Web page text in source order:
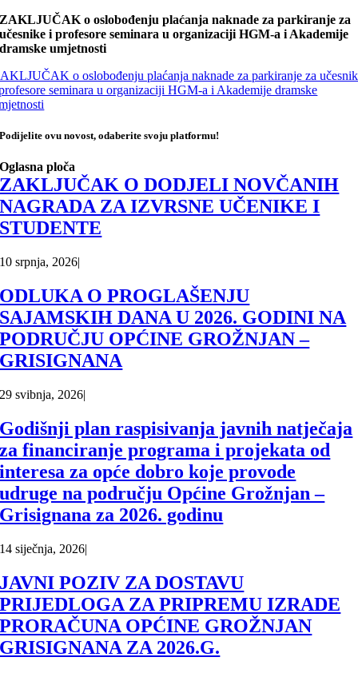
ZAKLJUČAK o oslobođenju plaćanja naknade za parkiranje za
učesnike i profesore seminara u organizaciji HGM-a i Akademije
dramske umjetnosti
o oslobođenju plaćanja naknade za parkiranje za
seminara u organizaciji HGM-a i Akademije dramske
Podijelite ovu novost, odaberite svoju platformu!
Oglasna ploča
ZAKLJUČAK O DODJELI NOVČANIH
NAGRADA ZA IZVRSNE UČENIKE I
STUDENTE
10 srpnja, 2026|
ODLUKA O PROGLAŠENJU
SAJAMSKIH DANA U 2026. GODINI NA
PODRUČJU OPĆINE GROŽNJAN –
GRISIGNANA
29 svibnja, 2026|
Godišnji plan raspisivanja javnih natječaja
za financiranje programa i projekata od
interesa za opće dobro koje provode
udruge na području Općine Grožnjan –
Grisignana za 2026. godinu
14 siječnja, 2026|
JAVNI POZIV ZA DOSTAVU
PRIJEDLOGA ZA PRIPREMU IZRADE
PRORAČUNA OPĆINE GROŽNJAN
GRISIGNANA ZA 2026.G.